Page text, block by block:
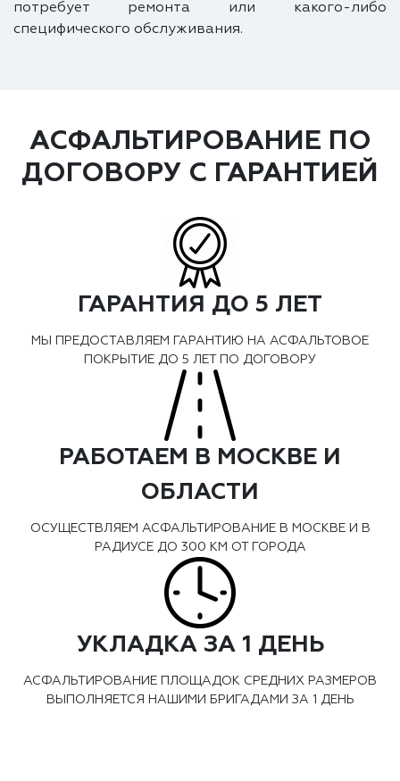
потребует ремонта или какого-либо
специфического обслуживания.
АСФАЛЬТИРОВАНИЕ ПО
ДОГОВОРУ С ГАРАНТИЕЙ
ГАРАНТИЯ ДО 5 ЛЕТ
МЫ ПРЕДОСТАВЛЯЕМ ГАРАНТИЮ НА АСФАЛЬТОВОЕ
ПОКРЫТИЕ ДО 5 ЛЕТ ПО ДОГОВОРУ
РАБОТАЕМ В МОСКВЕ И
ОБЛАСТИ
ОСУЩЕСТВЛЯЕМ АСФАЛЬТИРОВАНИЕ В МОСКВЕ И В
РАДИУСЕ ДО 300 КМ ОТ ГОРОДА
УКЛАДКА ЗА 1 ДЕНЬ
АСФАЛЬТИРОВАНИЕ ПЛОЩАДОК СРЕДНИХ РАЗМЕРОВ
ВЫПОЛНЯЕТСЯ НАШИМИ БРИГАДАМИ ЗА 1 ДЕНЬ